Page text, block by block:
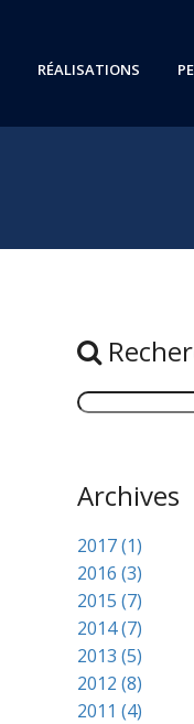
RÉALISATIONS
Archives
2017 (1)
2016 (3)
2015 (7)
2014 (7)
2013 (5)
2012 (8)
2011 (4)